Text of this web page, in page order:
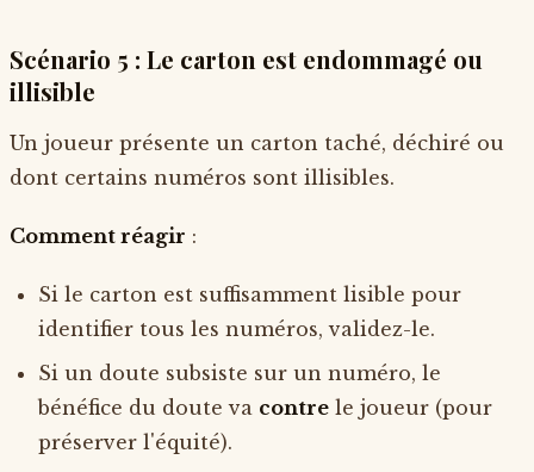
Scénario 5 : Le carton est endommagé ou
illisible
Un joueur présente un carton taché, déchiré ou
dont certains numéros sont illisibles.
Comment réagir :
Si le carton est suffisamment lisible pour
identifier tous les numéros, validez-le.
Si un doute subsiste sur un numéro, le
bénéfice du doute va contre le joueur (pour
préserver l'équité).